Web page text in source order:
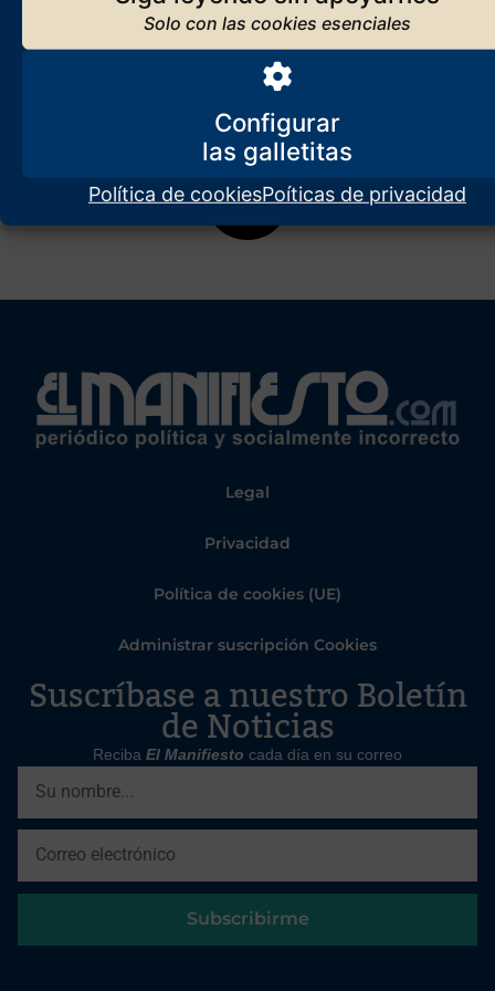
Configurar
Política de cookiesPoíticas de privacidad
Legal
Privacidad
Política de cookies (UE)
Administrar suscripción Cookies
Suscríbase a nuestro Boletín
de Noticias
Reciba El Manifiesto cada día en su correo
Subscribirme